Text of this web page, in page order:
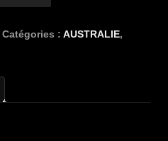
Catégories : AUSTRALIE,